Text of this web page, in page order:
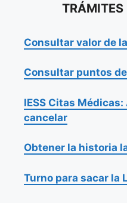
TRÁMITES
Consultar valor de
Consultar puntos
IESS Citas
cancelar
Obtener la historia
Turno para sacar la